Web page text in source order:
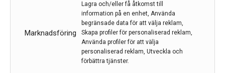
Marknadsföring
Lagra och/eller få åtkomst till
information på en enhet, Använda
begränsade data för att välja reklam,
Skapa profiler för personaliserad reklam,
Använda profiler för att välja
personaliserad reklam, Utveckla och
förbättra tjänster.
sammanhållen vård för medicin i framkant.